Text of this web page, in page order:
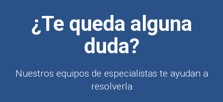
¿Te queda alguna
duda?
Nuestros equipos de especialistas te ayudan a
resolverla